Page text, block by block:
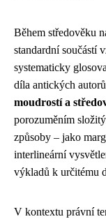
Během středověku
standardní součástí
systematicky
díla antických
moudrostí a
porozuměním
způsoby – jako
interlineární
výkladů k určitému
V kontextu právní